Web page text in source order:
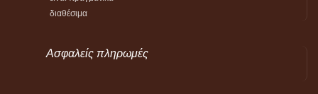
διαθέσιμα
Ασφαλείς πληρωμές